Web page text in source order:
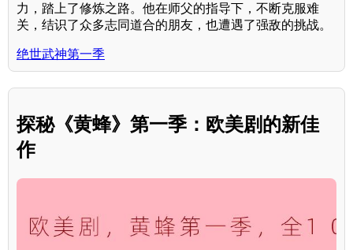
力，踏上了修炼之路。他在师父的指导下，不断克服难
关，结识了众多志同道合的朋友，也遭遇了强敌的挑战。
绝世武神第一季
探秘《黄蜂》第一季：欧美剧的新佳
作